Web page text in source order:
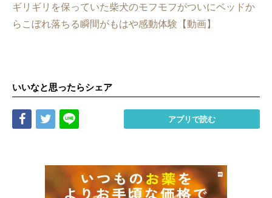
ギリギリを保っていた柴犬のモフモフがついにベッドか
らこぼれ落ちる瞬間がもはや感動体験【動画】
いいなと思ったらシェア
Share Tweet アプリで読む